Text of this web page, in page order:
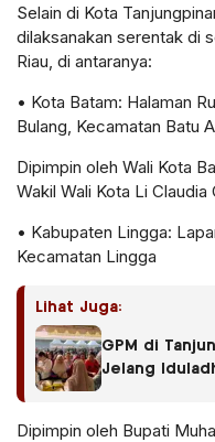
Selain di Kota
dilaksanakan serentak di
Riau, di antaranya:
• Kota Batam: Halaman
Bulang, Kecamatan Batu
Dipimpin oleh Wali Kota
Wakil Wali Kota Li Claudia
• Kabupaten Lingga:
Kecamatan Lingga
Lihat Juga:
GPM di
Jelang
Dipimpin oleh Bupati